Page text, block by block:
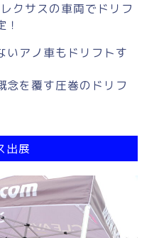
クサスの車両でドリフ
いアノ車もドリフトす
念を覆す圧巻のドリフ
出展